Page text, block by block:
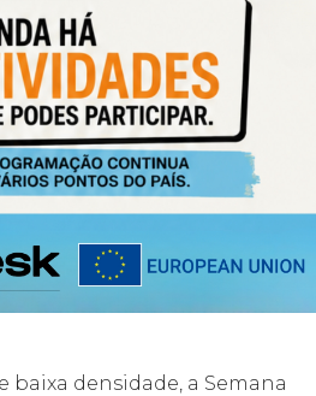
densidade, a Semana